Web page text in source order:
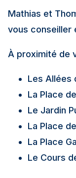
Mathias et
vous conseiller
À proximité de
Les Allées
La Place
Le Jardin
La Place
La Place
Le Cours